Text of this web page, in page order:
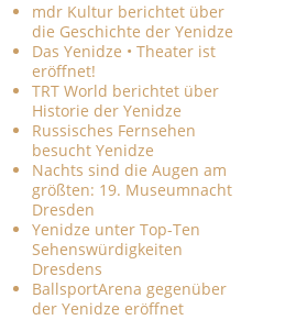
mdr Kultur berichtet über
die Geschichte der Yenidze
Das Yenidze • Theater ist
eröffnet!
TRT World berichtet über
Historie der Yenidze
Russisches Fernsehen
besucht Yenidze
Nachts sind die Augen am
größten: 19. Museumnacht
Dresden
Yenidze unter Top-Ten
Sehenswürdigkeiten
Dresdens
BallsportArena gegenüber
der Yenidze eröffnet